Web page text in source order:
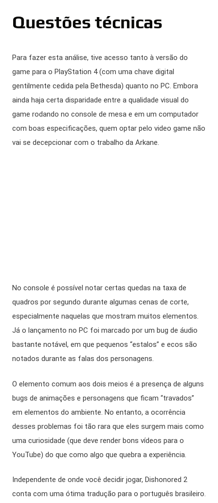
Questões técnicas
Para fazer esta análise, tive acesso tanto à versão do
game para o PlayStation 4 (com uma chave digital
gentilmente cedida pela Bethesda) quanto no PC. Embora
ainda haja certa disparidade entre a qualidade visual do
game rodando no console de mesa e em um computador
com boas especificações, quem optar pelo video game não
vai se decepcionar com o trabalho da Arkane.
No console é possível notar certas quedas na taxa de
quadros por segundo durante algumas cenas de corte,
especialmente naquelas que mostram muitos elementos.
Já o lançamento no PC foi marcado por um bug de áudio
bastante notável, em que pequenos “estalos” e ecos são
notados durante as falas dos personagens.
O elemento comum aos dois meios é a presença de alguns
bugs de animações e personagens que ficam “travados”
em elementos do ambiente. No entanto, a ocorrência
desses problemas foi tão rara que eles surgem mais como
uma curiosidade (que deve render bons vídeos para o
YouTube) do que como algo que quebra a experiência.
Independente de onde você decidir jogar, Dishonored 2
conta com uma ótima tradução para o português brasileiro.